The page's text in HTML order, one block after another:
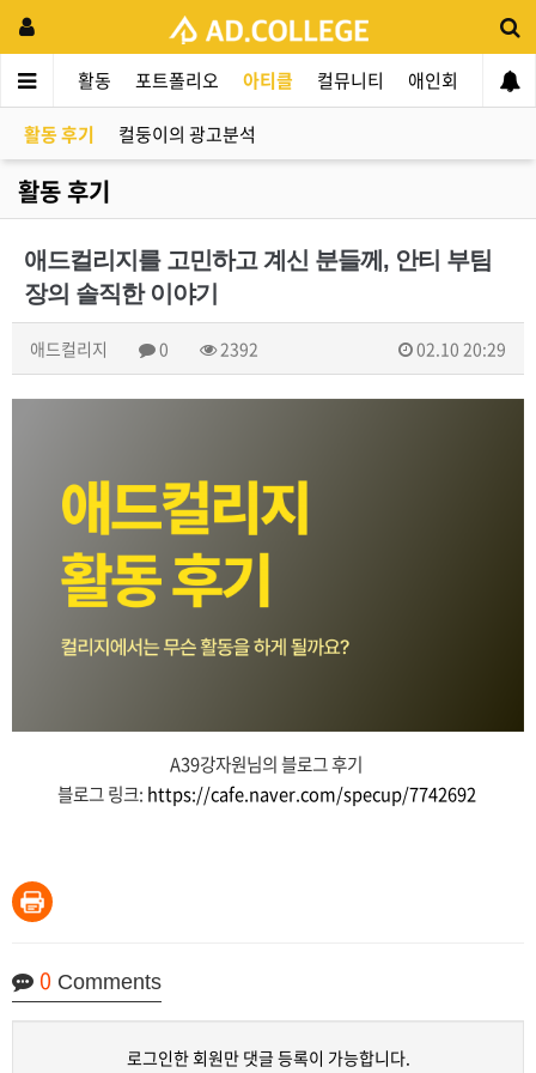
리지 활동 포트폴리오 아티클 컬뮤니티 애인회 신입
활동 후기 컬둥이의 광고분석
활동 후기
애드컬리지를 고민하고 계신 분들께, 안티 부팀
장의 솔직한 이야기
애드컬리지 0 2392 02.10 20:29
A39강자원님의 블로그 후기
블로그 링크: https://cafe.naver.com/specup/7742692
0 Comments
로그인한 회원만 댓글 등록이 가능합니다.